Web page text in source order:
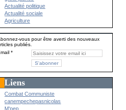
Actualité politique
Actualité sociale
Agriculture
vous pour être averti des nouveaux
publiés.
Liens
Combat Communiste
canempechepasnicolas
M'pep